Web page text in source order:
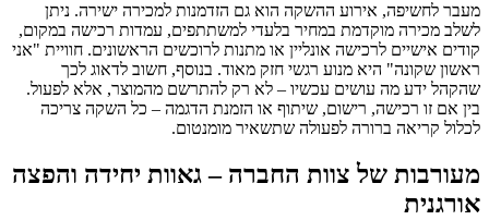
מעבר לחשיפה, אירוע ההשקה הוא גם הזדמנות למכירה ישירה. ניתן
לשלב מכירה מוקדמת במחיר בלעדי למשתתפים, עמדות רכישה במקום,
קודים אישיים לרכישה אונליין או מתנות לרוכשים הראשונים. חוויית "אני
ראשון שקונה" היא מנוע רגשי חזק מאוד. בנוסף, חשוב לדאוג לכך
שהקהל ידע מה עושים עכשיו – לא רק להתרשם מהמוצר, אלא לפעול.
בין אם זו רכישה, רישום, שיתוף או הזמנת הדגמה – כל השקה צריכה
לכלול קריאה ברורה לפעולה שתשאיר מומנטום.
מעורבות של צוות החברה – גאוות יחידה והפצה
אורגנית